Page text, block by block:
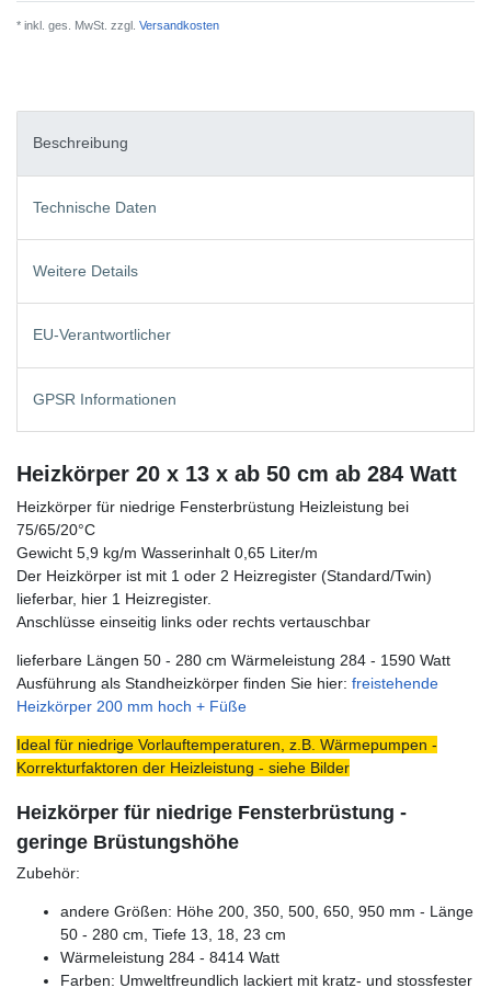
* inkl. ges. MwSt. zzgl. Versandkosten
Beschreibung
Technische Daten
Weitere Details
EU-Verantwortlicher
GPSR Informationen
Heizkörper 20 x 13 x ab 50 cm ab 284 Watt
Heizkörper für niedrige Fensterbrüstung Heizleistung bei
75/65/20°C
Gewicht 5,9 kg/m Wasserinhalt 0,65 Liter/m
Der Heizkörper ist mit 1 oder 2 Heizregister (Standard/Twin)
lieferbar, hier 1 Heizregister.
Anschlüsse einseitig links oder rechts vertauschbar
lieferbare Längen 50 - 280 cm Wärmeleistung 284 - 1590 Watt
Ausführung als Standheizkörper finden Sie hier: freistehende
Heizkörper 200 mm hoch + Füße
Ideal für niedrige Vorlauftemperaturen, z.B. Wärmepumpen -
Korrekturfaktoren der Heizleistung - siehe Bilder
Heizkörper für niedrige Fensterbrüstung -
geringe Brüstungshöhe
Zubehör:
andere Größen: Höhe 200, 350, 500, 650, 950 mm - Länge
50 - 280 cm, Tiefe 13, 18, 23 cm
Wärmeleistung 284 - 8414 Watt
Farben: Umweltfreundlich lackiert mit kratz- und stossfester